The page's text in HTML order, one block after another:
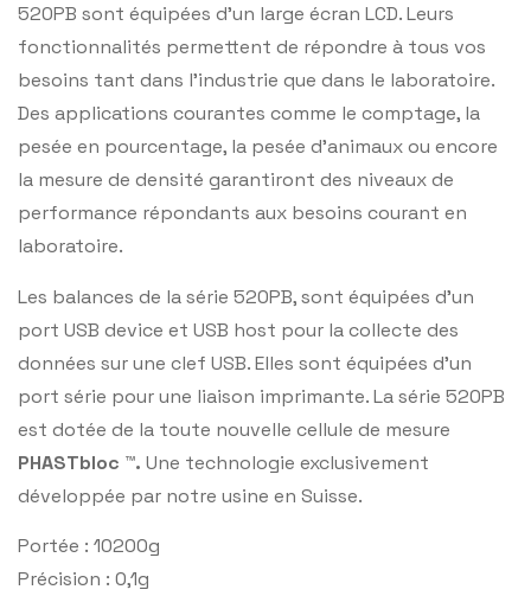
520PB sont équipées d’un large écran LCD. Leurs
fonctionnalités permettent de répondre à tous vos
besoins tant dans l’industrie que dans le laboratoire.
Des applications courantes comme le comptage, la
pesée en pourcentage, la pesée d’animaux ou encore
la mesure de densité garantiront des niveaux de
performance répondants aux besoins courant en
laboratoire.
Les balances de la série 520PB, sont équipées d’un
port USB device et USB host pour la collecte des
données sur une clef USB. Elles sont équipées d’un
port série pour une liaison imprimante. La série 520PB
est dotée de la toute nouvelle cellule de mesure
PHASTbloc ™. Une technologie exclusivement
développée par notre usine en Suisse.
Portée : 10200g
Précision : 0,1g